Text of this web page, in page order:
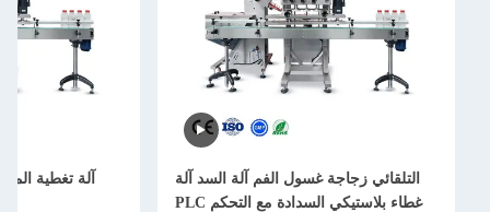
التلقائي زجاجة غسول الفم آلة السد آلة
غطاء بلاستيكي السدادة مع التحكم PLC
آلة تغطية